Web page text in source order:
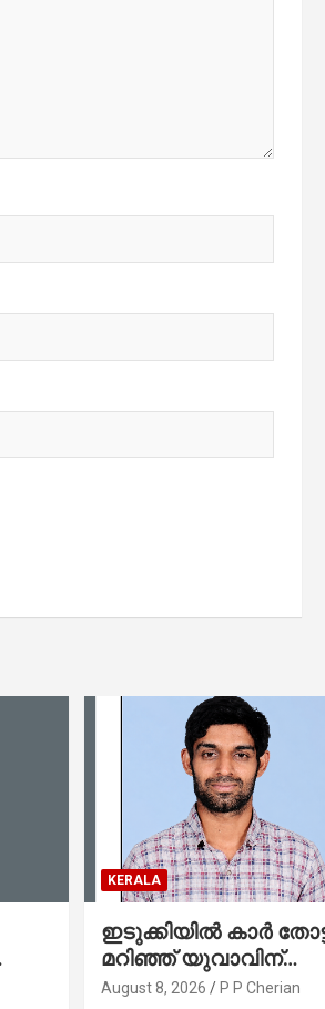
KERALA
ഇടുക്കിയിൽ കാർ
മറിഞ്ഞ് യുവാവിന്
ദാരുണാന്ത്യം
August 8, 2026 P P Cherian